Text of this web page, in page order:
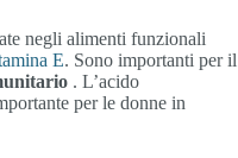
negli alimenti funzionali
E. Sono importanti per il
. L’acido
per le donne in